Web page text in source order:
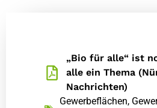
„Bio für alle“ ist
alle ein Thema
Nachrichten)
Gewerbeflächen,